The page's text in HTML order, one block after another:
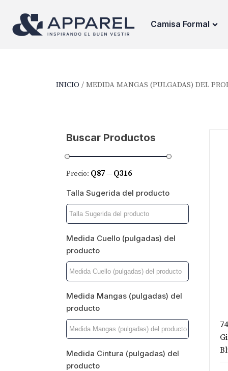
Camisa Formal
INICIO / MEDIDA MANGAS (PULGADAS) DEL
Buscar Productos
Precio: Q87— Q316
Talla Sugerida del producto
Medida Cuello (pulgadas) del
producto
Medida Mangas (pulgadas) del
producto
Medida Cintura (pulgadas) del
producto